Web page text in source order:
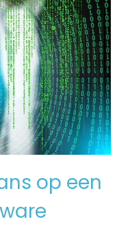
op een